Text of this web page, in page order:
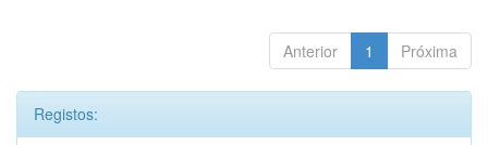
Anterior 1 Próxima
Registos: